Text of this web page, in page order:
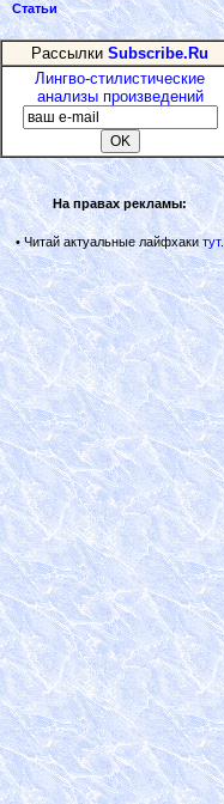
Статьи
Рассылки Subscribe.Ru
Лингво-стилистические
анализы произведений
На правах рекламы:
•Читай актуальные лайфхаки тут.